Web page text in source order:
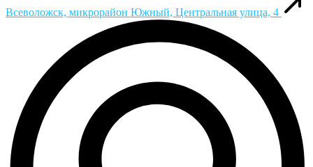
Всеволожск, микрорайон Южный, Центральная улица, 4